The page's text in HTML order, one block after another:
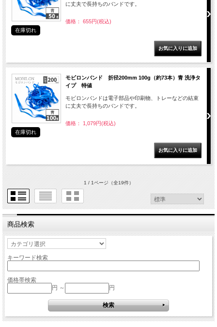
に丈夫で長持ちのバンドです。
価格： 655円(税込)
在庫切れ
モビロンバンド 折径200mm 100g（約73本）青 洗浄タ
イプ 特値
モビロンバンドは電子部品や印刷物、トレーなどの結束
に丈夫で長持ちのバンドです。
価格： 1,079円(税込)
在庫切れ
1 / 1ページ（全19件）
商品検索
キーワード検索
価格帯検索
円 ～
円